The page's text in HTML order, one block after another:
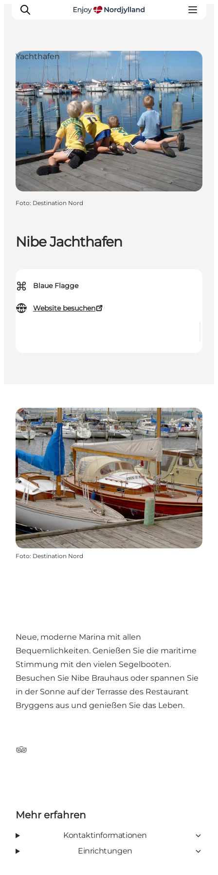
Erlebnisse
Reiseplanung
Destinationen
Guides
Veranstaltungen
Für Kinder
Nibe Jachthafen
⌘ Blaue Flagge
Website besuchen
Yachthafen
Foto: Destination Nord
Foto: Destination Nord
Neue, moderne Marina mit allen
Bequemlichkeiten. Genießen Sie die maritime
Stimmung mit den vielen Segelbooten.
Besuchen Sie Nibe Brauhaus oder spannen Sie
in der Sonne auf der Terrasse des Restaurant
Bryggens aus und genießen Sie das Leben.
Tripadvisor
Mehr erfahren
Kontaktinformationen
Einrichtungen